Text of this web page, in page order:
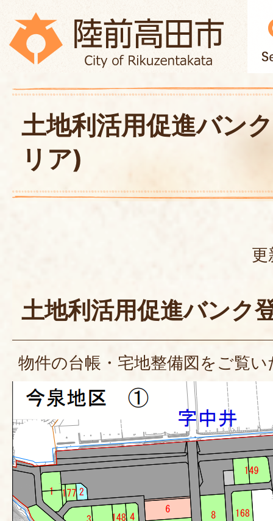
土地利活用促進バン
リア)
更
土地利活用促進バンク
物件の台帳・宅地整備図をご覧